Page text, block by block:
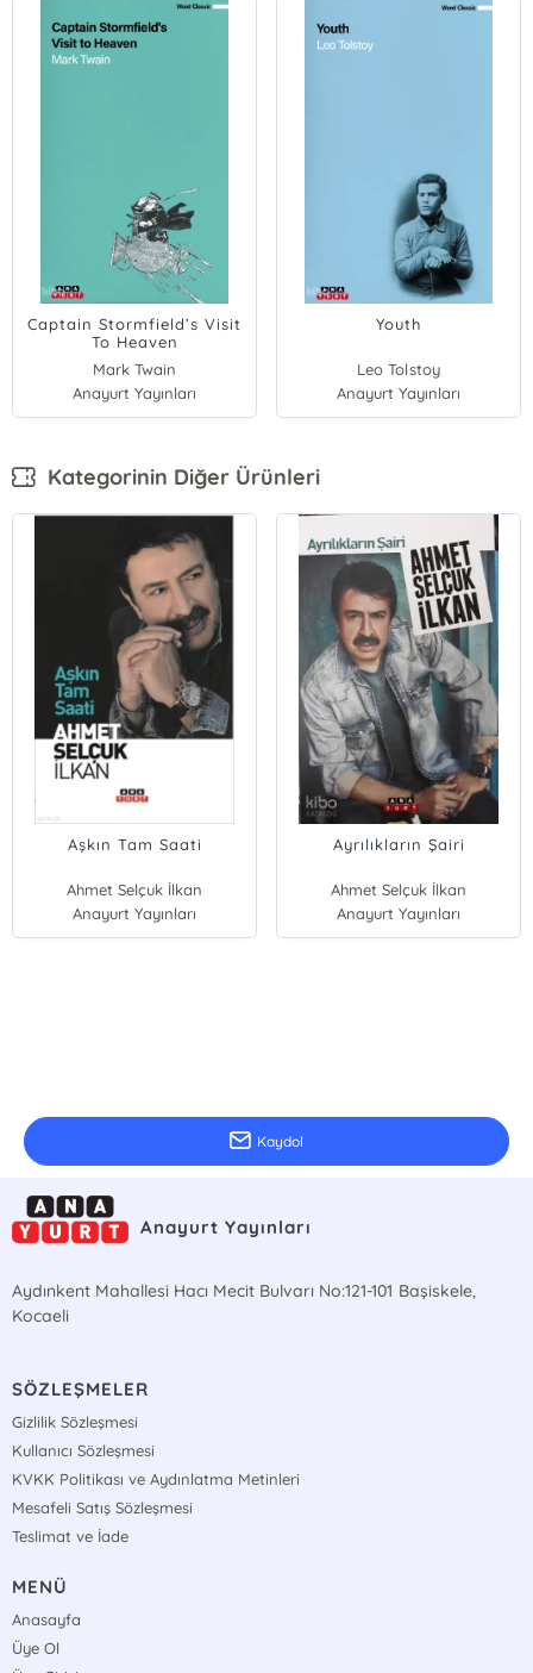
Captain Stormfield’s Visit
To Heaven
Mark Twain
Anayurt Yayınları
Youth
Leo Tolstoy
Anayurt Yayınları
Kategorinin Diğer Ürünleri
Aşkın Tam Saati
Ahmet Selçuk İlkan
Anayurt Yayınları
Ayrılıkların Şairi
Ahmet Selçuk İlkan
Anayurt Yayınları
Kaydol
Anayurt Yayınları
Aydınkent Mahallesi Hacı Mecit Bulvarı No:121-101 Başiskele,
Kocaeli
SÖZLEŞMELER
Gizlilik Sözleşmesi
Kullanıcı Sözleşmesi
KVKK Politikası ve Aydınlatma Metinleri
Mesafeli Satış Sözleşmesi
Teslimat ve İade
MENÜ
Anasayfa
Üye Ol